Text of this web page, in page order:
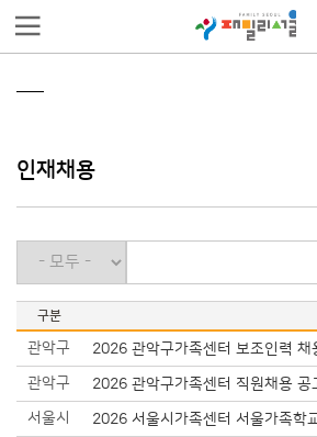
인재채용
구분
관악구
2026 관악구가족센터 보조인력 채
관악구
2026 관악구가족센터 직원채용 공
서울시
2026 서울시가족센터 서울가족학